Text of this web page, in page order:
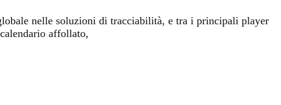
nelle soluzioni di tracciabilità, e tra i principali player
affollato,